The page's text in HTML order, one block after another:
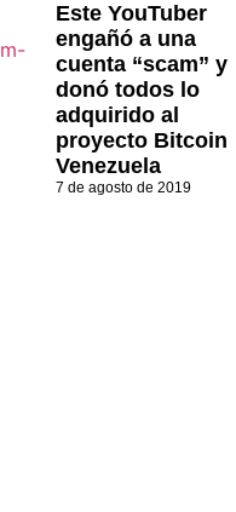
Este YouTuber
engañó a una
cuenta “scam” y
donó todos lo
adquirido al
proyecto Bitcoin
Venezuela
7 de agosto de 2019